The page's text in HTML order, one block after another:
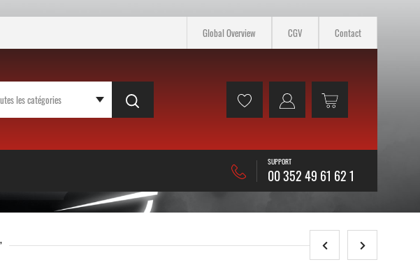
Global Overview CGV Contact
SUPPORT
00 352 49 61 62 1